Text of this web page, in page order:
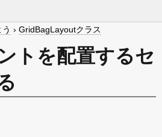
› GridBagLayoutクラス
トを配置するセ